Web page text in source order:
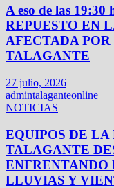
A eso de las
REPUESTO EN
AFECTADA
TALAGANTE
27 julio, 2026
admintalaganteonline
NOTICIAS
EQUIPOS DE
TALAGANTE
ENFRENTANDO
LLUVIAS Y